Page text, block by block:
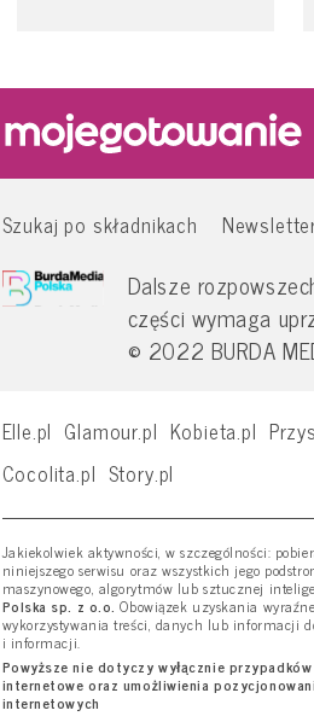
Szukaj po składnikach
Dalsze
części wymaga
© 2022 BURDA
Elle.pl Glamour.pl Kobieta.pl
Cocolita.pl Story.pl
Jakiekolwiek aktywności, w szczególności:
niniejszego serwisu oraz wszystkich jego
maszynowego, algorytmów lub sztucznej
Polska sp. z o.o. Obowiązek uzyskania
wykorzystywania treści, danych lub informacji
i informacji.
Powyższe nie dotyczy wyłącznie
internetowe oraz umożliwienia
internetowych